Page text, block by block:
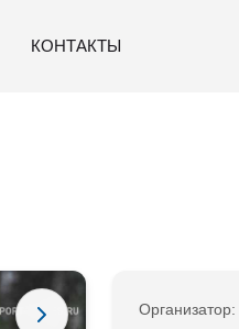
КОНТАКТЫ
Организатор: